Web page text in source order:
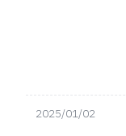
2025/01/02